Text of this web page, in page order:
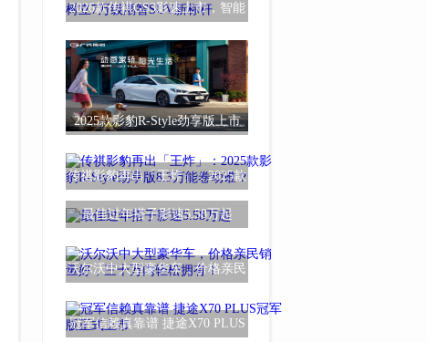
2026款传祺GS3影速上市，智能
2025款影豹R-Style劲享版上市
传祺影豹再出「王炸」：2025款
影豹R-Style
最佳过年搭子影速5.58万起
沃尔沃中大型豪华车，价格亲民
冠军信赖真靠谱 捷途X70 PLUS